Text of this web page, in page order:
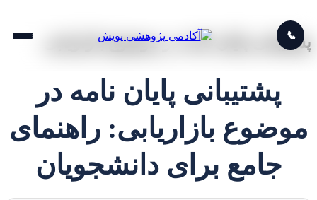
📞
پشتیبانی پایان نامه در موضوع بازاریابی
پشتیبانی پایان نامه در
موضوع بازاریابی: راهنمای
جامع برای دانشجویان